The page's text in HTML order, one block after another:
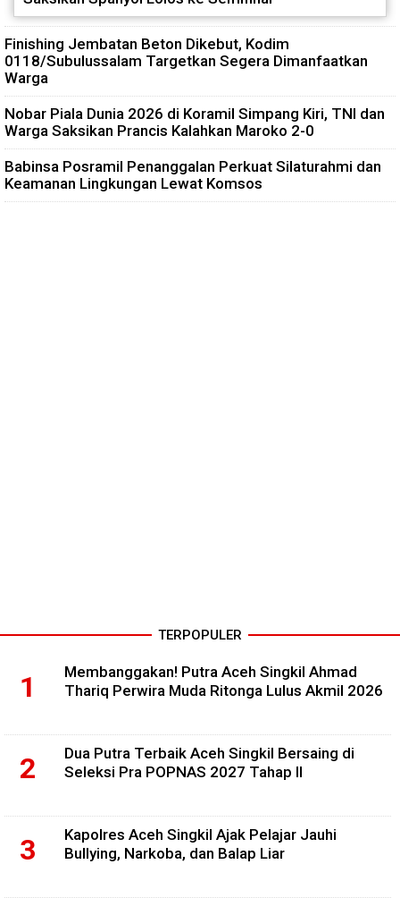
Finishing Jembatan Beton Dikebut, Kodim
0118/Subulussalam Targetkan Segera Dimanfaatkan
Warga
Nobar Piala Dunia 2026 di Koramil Simpang Kiri, TNI dan
Warga Saksikan Prancis Kalahkan Maroko 2-0
Babinsa Posramil Penanggalan Perkuat Silaturahmi dan
Keamanan Lingkungan Lewat Komsos
TERPOPULER
Membanggakan! Putra Aceh Singkil Ahmad
Thariq Perwira Muda Ritonga Lulus Akmil 2026
Dua Putra Terbaik Aceh Singkil Bersaing di
Seleksi Pra POPNAS 2027 Tahap II
Kapolres Aceh Singkil Ajak Pelajar Jauhi
Bullying, Narkoba, dan Balap Liar